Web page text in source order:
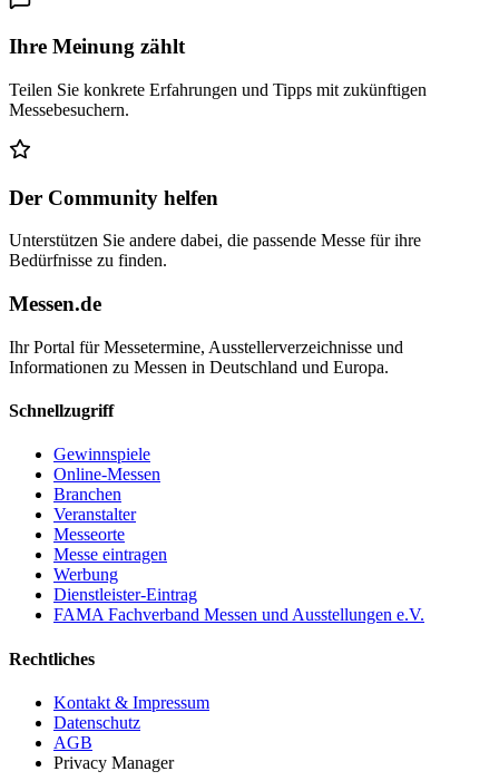
Ihre Meinung zählt
Teilen Sie konkrete Erfahrungen und Tipps mit zukünftigen
Messebesuchern.
Der Community helfen
Unterstützen Sie andere dabei, die passende Messe für ihre
Bedürfnisse zu finden.
Messen.de
Ihr Portal für Messetermine, Ausstellerverzeichnisse und
Informationen zu Messen in Deutschland und Europa.
Schnellzugriff
Gewinnspiele
Online-Messen
Branchen
Veranstalter
Messeorte
Messe eintragen
Werbung
Dienstleister-Eintrag
FAMA Fachverband Messen und Ausstellungen e.V.
Rechtliches
Kontakt & Impressum
Datenschutz
AGB
Privacy Manager